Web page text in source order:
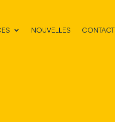
NOUVELLES CONTACT